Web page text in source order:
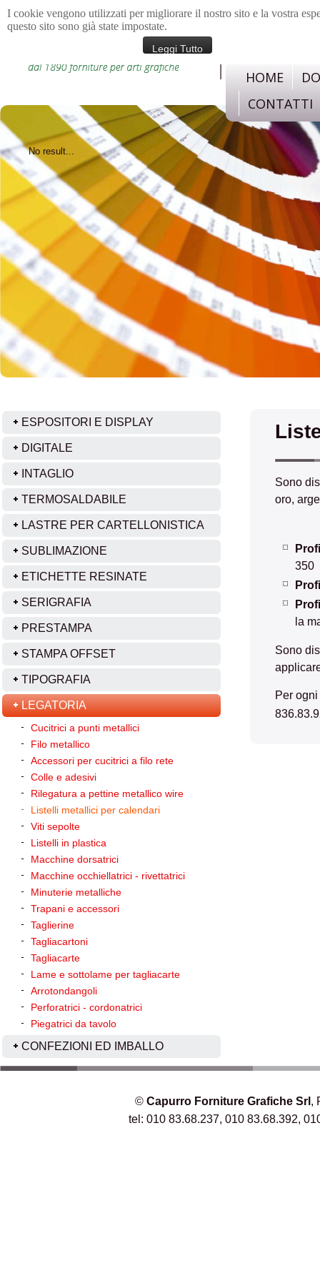
I cookie vengono utilizzati per migliorare il nostro sito e la vostra
questo sito sono già state impostate.
Leggi Tutto
HOME
CONTATTI
No result...
ESPOSITORI E DISPLAY
DIGITALE
INTAGLIO
TERMOSALDABILE
LASTRE PER CARTELLONISTICA
SUBLIMAZIONE
ETICHETTE RESINATE
SERIGRAFIA
PRESTAMPA
STAMPA OFFSET
TIPOGRAFIA
LEGATORIA
Cucitrici a punti metallici
Filo metallico
Accessori per cucitrici a filo rete
Colle e adesivi
Rilegatura a pettine metallico wire
Listelli metallici per calendari
Viti sepolte
Listelli in plastica
Macchine dorsatrici
Macchine occhiellatrici - rivettatrici
Minuterie metalliche
Trapani e accessori
Taglierine
Tagliacartoni
Tagliacarte
Lame e sottolame per tagliacarte
Arrotondangoli
Perforatrici - cordonatrici
Piegatrici da tavolo
CONFEZIONI ED IMBALLO
Sono
oro,
350
la
Sono
Per
© Capurro Forniture Grafiche Srl ,
tel: 010 83.68.237, 010 83.68.392,